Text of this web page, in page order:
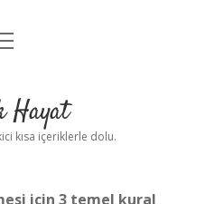
Hayat
kısa içeriklerle dolu.
için 3 temel kural